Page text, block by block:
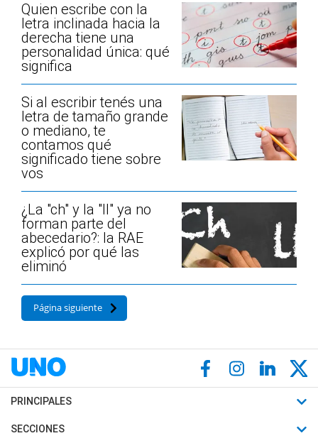
Quien escribe con la
letra inclinada hacia la
derecha tiene una
personalidad única: qué
significa
Si al escribir tenés una
letra de tamaño grande
o mediano, te
contamos qué
significado tiene sobre
vos
¿La "ch" y la "ll" ya no
forman parte del
abecedario?: la RAE
explicó por qué las
eliminó
Página siguiente
PRINCIPALES
Últimas Noticias
SECCIONES